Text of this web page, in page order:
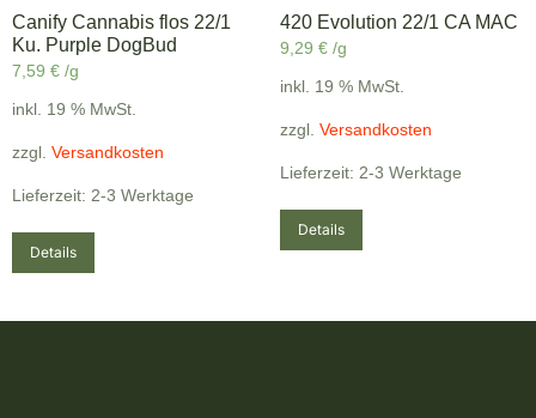
Canify Cannabis flos 22/1
Ku. Purple DogBud
7,59 € /g
inkl. 19 % MwSt.
zzgl. Versandkosten
Lieferzeit: 2-3 Werktage
Details
420 Evolution 22/1 CA MAC
9,29 € /g
inkl. 19 % MwSt.
zzgl. Versandkosten
Lieferzeit: 2-3 Werktage
Details